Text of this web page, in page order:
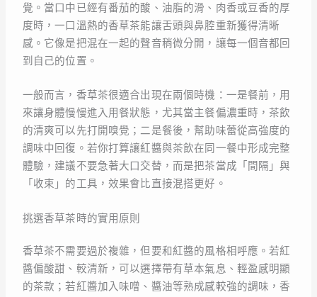
覺。當口中已經有番茄的酸、油脂的滑、肉香或豆香的厚
度時，一口溫熱的香草茶能讓舌頭與鼻腔重新獲得清晰
感。它像是把混在一起的聲音稍微分開，讓每一個音都回
到自己的位置。
一般而言，香草茶很適合出現在兩個時機：一是餐前，用
來讓身體慢慢進入用餐狀態，尤其當主餐偏濃重時，茶飲
的清爽可以先打開嗅覺；二是餐後，幫助味蕾從高強度的
調味中回復。若你打算讓紅醬與茶飲在同一餐中形成完整
體驗，建議不要急著大口交替，而是把茶當成「間隔」與
「收束」的工具，效果會比直接混搭更好。
挑選香草茶時的實用原則
香草茶不需要過於複雜，但要和紅醬的風格相呼應。若紅
醬偏酸甜、較清新，可以選擇帶有草本氣息、輕盈感明顯
的茶款；若紅醬加入味噌、醬油等熟成感較強的調味，香